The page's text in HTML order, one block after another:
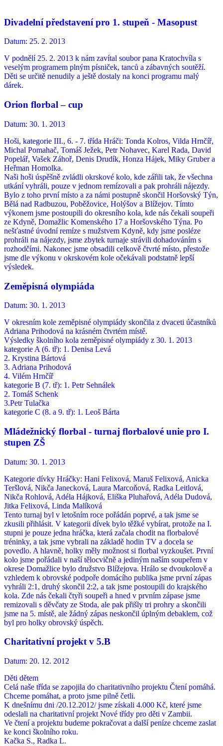
Divadelní představení pro 1. stupeň - Masopust
Datum: 25. 2. 2013
V podnělí 25. 2. 2013 k nám zavítal soubor pana Kratochvíla s
veselým programem plným písniček, tanců a zábavných soutěží.
Děti se určitě nenudily a ještě dostaly na konci programu malý
dárek.
Orion florbal – cup
Datum: 30. 1. 2013
Hoši, kategorie III., 6. - 7. třída Hráči: Tonda Kolros, Vilda Hrnčíř,
Michal Pomahač, Tomáš Ježek, Petr Nohavec, Karel Rada, David
Popelář, Vašek Záhoř, Denis Drudík, Honza Hájek, Miky Gruber a
Heřman Homolka.
Naši hoši úspěšně zvládli okrskové kolo, kde zářili tak, že všechna
utkání vyhráli, pouze v jednom remízovali a pak prohráli nájezdy.
Bylo z toho první místo a za námi postupně skončil Horšovský Týn,
Bělá nad Radbuzou, Poběžovice, Holýšov a Blížejov. Tímto
výkonem jsme postoupili do okresního kola, kde nás čekali soupeři
ze Kdyně, Domažlic Komenského 17 a Horšovského Týna. Po
nešťastné úvodní remíze s mužstvem Kdyně, kdy jsme posléze
prohráli na nájezdy, jsme zbytek turnaje strávili dohadováním s
rozhodčími. Nakonec jsme obsadili celkově čtvrté místo, přestože
jsme dle výkonu v okrskovém kole očekávali podstatně lepší
výsledek.
Zeměpisná olympiáda
Datum: 30. 1. 2013
V okresním kole zeměpisné olympiády skončila z dvaceti účastníků
Adriana Prihodová na krásném čtvrtém místě.
Výsledky školního kola zeměpisné olympiády z 30. 1. 2013
kategorie A (6. tř): 1. Denisa Levá
2. Krystina Bártová
3. Adriana Prihodová
4. Vilém Hrnčíř
kategorie B (7. tř): 1. Petr Sehnálek
2. Tomáš Schenk
3.Petr Tulačka
kategorie C (8. a 9. tř): 1. Leoš Bárta
Mládežnický florbal - turnaj florbalové unie pro I.
stupen ZŠ
Datum: 30. 1. 2013
Kategorie dívky Hráčky: Hani Felixová, Maruš Felixová, Anicka
Teršlová, Nikča Janecková, Laura Marcoňová, Radka Leitlová,
Nikča Rohlová, Adéla Hájková, Eliška Pluhařová, Adéla Dudová,
Jitka Felixová, Linda Malíková
Tento turnaj byl v letošním roce pořádán poprvé, a tak jsme se
zkusili přihlásit. V kategorii dívek bylo těžké vybírat, protože na I.
stupni je pouze jedna hráčka, která začala chodit na florbalové
tréninky, a tak jsme vybrali na základě hodin TV a docela se
povedlo. A hlavně, holky měly možnost si florbal vyzkoušet. První
kolo jsme pořádali v naší tělocvičně a jediným naším soupeřem v
okrese Domažlice bylo družstvo Blížejova. Hrálo se dvoukolově a
vzhledem k obrovské podpoře domácího publika jsme první zápas
vyhráli 2:1, druhý skončil 2:2, a tak jsme postoupili do krajského
kola. Zde nás čekali čtyři soupeři a hned v prvním zápase jsme
remizovali s děvčaty ze Stoda, ale pak přišly tri prohry a skončili
jsme na 5. místě, ale žádný zápas neskončil úplným debaklem, což
byl pro holky obrovský úspěch.
Charitativní projekt v 5.B
Datum: 20. 12. 2012
Děti dětem
Celá naše třída se zapojila do charitativního projektu Čtení pomáhá.
Chceme pomáhat, a proto jsme pilně četli.
K dnešnímu dni /20.12.2012/ jsme získali 4.000 Kč, které jsme
odeslali na charitativní projekt Nové třídy pro děti v Zambii.
Ve čtení a projektu budeme pokračovat a další peníze chceme zaslat
ke konci školního roku.
Kačka S., Radka L.